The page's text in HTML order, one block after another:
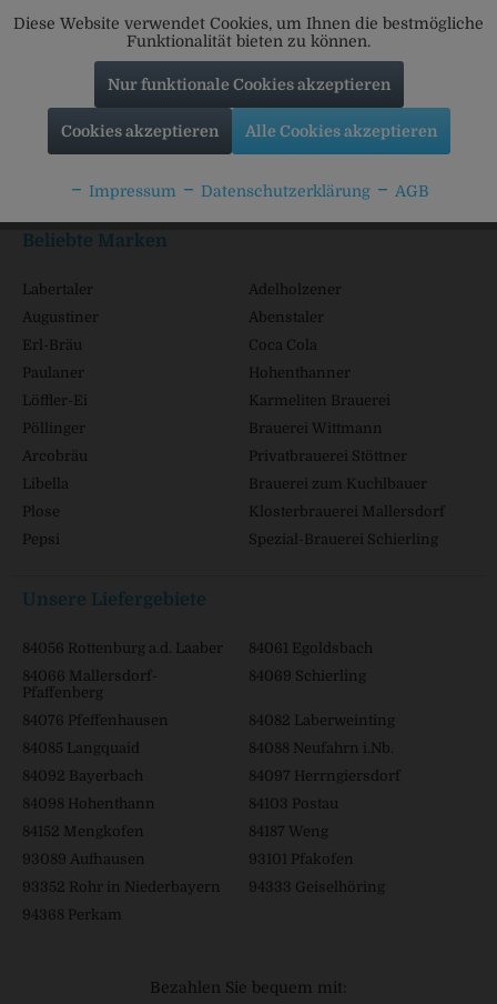
Informationen
Beliebte Marken
Labertaler
Adelholzener
Augustiner
Abenstaler
Erl-Bräu
Coca Cola
Paulaner
Hohenthanner
Löffler-Ei
Karmeliten Brauerei
Pöllinger
Brauerei Wittmann
Arcobräu
Privatbrauerei Stöttner
Libella
Brauerei zum Kuchlbauer
Plose
Klosterbrauerei Mallersdorf
Pepsi
Spezial-Brauerei Schierling
Unsere Liefergebiete
84056 Rottenburg a.d. Laaber
84061 Egoldsbach
84066 Mallersdorf-
Pfaffenberg
84069 Schierling
84076 Pfeffenhausen
84082 Laberweinting
84085 Langquaid
84088 Neufahrn i.Nb.
84092 Bayerbach
84097 Herrngiersdorf
84098 Hohenthann
84103 Postau
84152 Mengkofen
84187 Weng
93089 Aufhausen
93101 Pfakofen
93352 Rohr in Niederbayern
94333 Geiselhöring
94368 Perkam
Bezahlen Sie bequem mit:
Diese Website verwendet Cookies, um Ihnen die bestmögliche
Funktionalität bieten zu können.
Nur funktionale Cookies akzeptieren
Cookies akzeptieren Alle Cookies akzeptieren
Impressum Datenschutzerklärung AGB